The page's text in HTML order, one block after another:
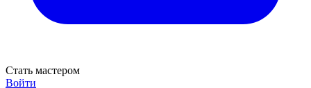
Стать мастером
Войти